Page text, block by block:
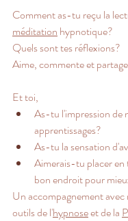
Comment as-tu reçu la
méditation hypnotique?
Quels sont tes réflexions?
Aime, commente et
Et toi,
As-tu l'impression de
apprentissages?
As-tu la sensation
Aimerais-tu placer en
bon endroit pour
Un accompagnement avec
outils de l'hypnose et de la